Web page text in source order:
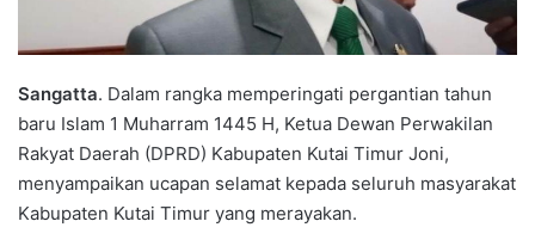
Sangatta. Dalam rangka memperingati pergantian tahun
baru Islam 1 Muharram 1445 H, Ketua Dewan Perwakilan
Rakyat Daerah (DPRD) Kabupaten Kutai Timur Joni,
menyampaikan ucapan selamat kepada seluruh masyarakat
Kabupaten Kutai Timur yang merayakan.